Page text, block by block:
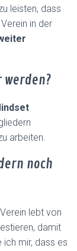
leisten, dass
in der
werden?
arbeiten.
noch
lebt von
damit
ich mir, dass es